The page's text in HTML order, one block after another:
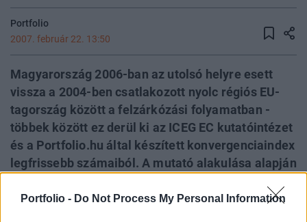
Portfolio - Do Not Process My Personal Information
Portfolio
2007. február 22. 13:50
Magyarország 2006-ban az utolsó helyre esett
vissza a 2004-ben csatlakozott nyolc régiós EU-
tagország között a felzárkózási folyamatban -
többek között ez derül ki az ICEG EC kutatóintézet
és a Portfolio.hu által készített konvergenciaindex
legfrissebb számaiból. A mutató alakulása alapján
sosem volt a konvergencia éllovasa. A hol kisebb,